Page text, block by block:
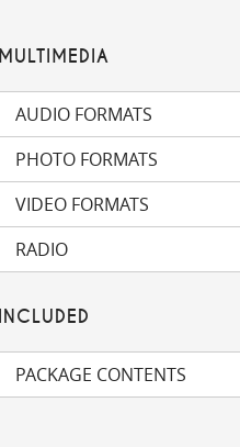
MULTIMEDIA
AUDIO FORMATS
PHOTO FORMATS
VIDEO FORMATS
RADIO
INCLUDED
PACKAGE CONTENTS